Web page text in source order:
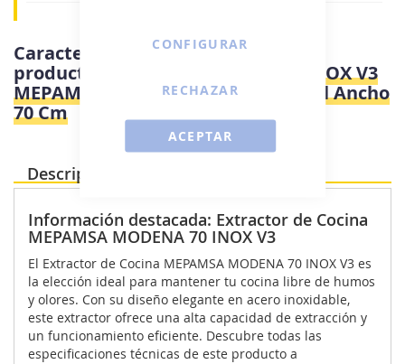
ACEPTAR
CONFIGURAR
RECHAZAR
Características e información del
producto
Mepamsa MODENA 70 INOX V3
MEPAMSA - Campana Convencional Ancho
70 Cm
Descripción Producto
Información destacada: Extractor de Cocina
MEPAMSA MODENA 70 INOX V3
El Extractor de Cocina MEPAMSA MODENA 70 INOX V3 es
la elección ideal para mantener tu cocina libre de humos
y olores. Con su diseño elegante en acero inoxidable,
este extractor ofrece una alta capacidad de extracción y
un funcionamiento eficiente. Descubre todas las
especificaciones técnicas de este producto a